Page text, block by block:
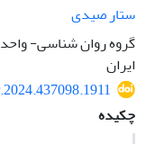
ستار صیدی
گروه روان شناسی-
ایران
چکیده